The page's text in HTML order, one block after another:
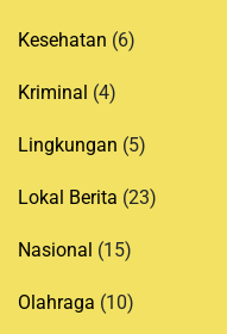
Kesehatan (6)
Kriminal (4)
Lingkungan (5)
Lokal Berita (23)
Nasional (15)
Olahraga (10)